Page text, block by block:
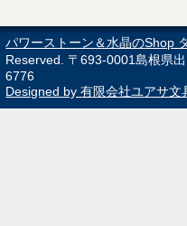
パワーストーン＆水晶のShop
Reserved. 〒693-0001島根県
6776
Designed by 有限会社ユアサ文